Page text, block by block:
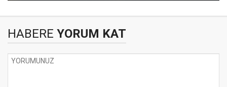
HABERE YORUM KAT